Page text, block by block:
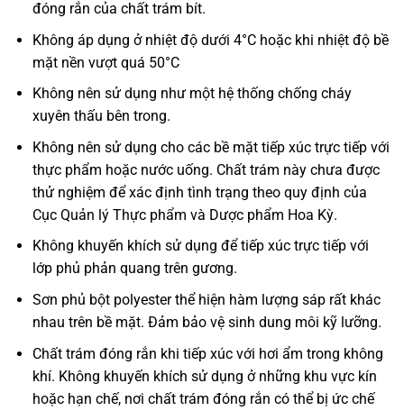
đóng rắn của chất trám bít.
Không áp dụng ở nhiệt độ dưới 4°C hoặc khi nhiệt độ bề
mặt nền vượt quá 50°C
Không nên sử dụng như một hệ thống chống cháy
xuyên thấu bên trong.
Không nên sử dụng cho các bề mặt tiếp xúc trực tiếp với
thực phẩm hoặc nước uống. Chất trám này chưa được
thử nghiệm để xác định tình trạng theo quy định của
Cục Quản lý Thực phẩm và Dược phẩm Hoa Kỳ.
Không khuyến khích sử dụng để tiếp xúc trực tiếp với
lớp phủ phản quang trên gương.
Sơn phủ bột polyester thể hiện hàm lượng sáp rất khác
nhau trên bề mặt. Đảm bảo vệ sinh dung môi kỹ lưỡng.
Chất trám đóng rắn khi tiếp xúc với hơi ẩm trong không
khí. Không khuyến khích sử dụng ở những khu vực kín
hoặc hạn chế, nơi chất trám đóng rắn có thể bị ức chế